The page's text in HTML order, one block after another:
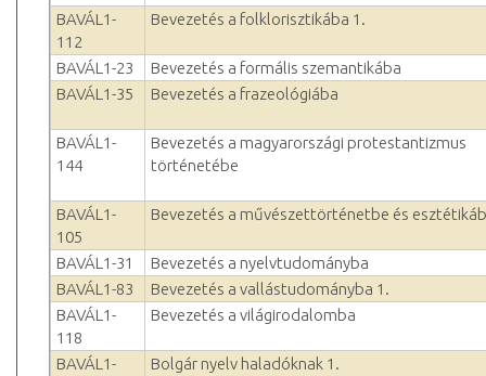
BAVÁL1-
112
Bevezetés a folklorisztikába 1.
BAVÁL1-23
Bevezetés a formális szemantikába
BAVÁL1-35
Bevezetés a frazeológiába
BAVÁL1-
144
Bevezetés a magyarországi protestantizmus
történetébe
BAVÁL1-
105
Bevezetés a művészettörténetbe és
BAVÁL1-31
Bevezetés a nyelvtudományba
BAVÁL1-83
Bevezetés a vallástudományba 1.
BAVÁL1-
118
Bevezetés a világirodalomba
BAVÁL1-
Bolgár nyelv haladóknak 1.